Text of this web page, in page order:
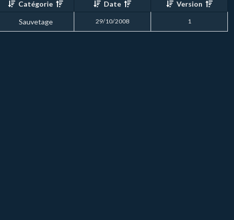
Catégorie Date Version
Sauvetage 29/10/2008 1